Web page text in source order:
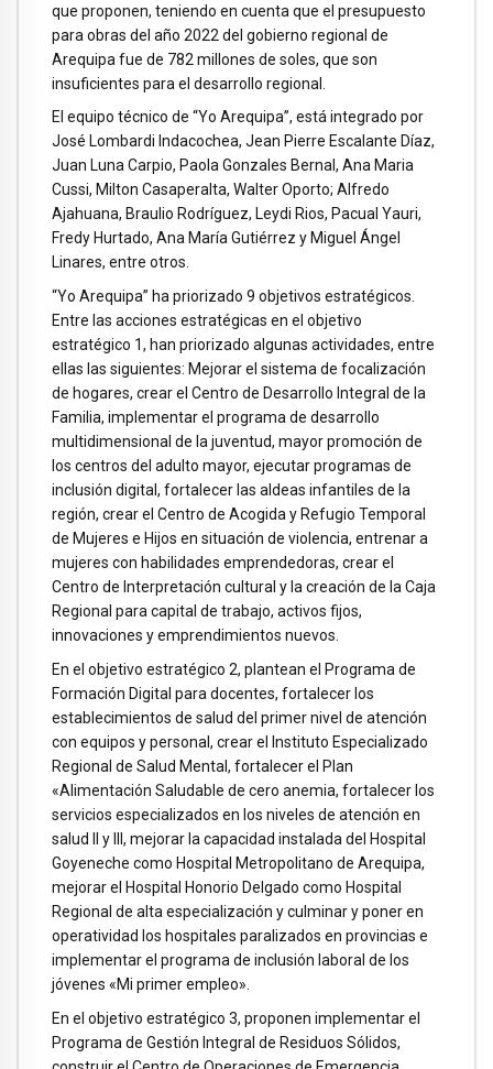
que proponen, teniendo en cuenta que el presupuesto
para obras del año 2022 del gobierno regional de
Arequipa fue de 782 millones de soles, que son
insuficientes para el desarrollo regional.
El equipo técnico de “Yo Arequipa”, está integrado por
José Lombardi Indacochea, Jean Pierre Escalante Díaz,
Juan Luna Carpio, Paola Gonzales Bernal, Ana Maria
Cussi, Milton Casaperalta, Walter Oporto; Alfredo
Ajahuana, Braulio Rodríguez, Leydi Rios, Pacual Yauri,
Fredy Hurtado, Ana María Gutiérrez y Miguel Ángel
Linares, entre otros.
“Yo Arequipa” ha priorizado 9 objetivos estratégicos.
Entre las acciones estratégicas en el objetivo
estratégico 1, han priorizado algunas actividades, entre
ellas las siguientes: Mejorar el sistema de focalización
de hogares, crear el Centro de Desarrollo Integral de la
Familia, implementar el programa de desarrollo
multidimensional de la juventud, mayor promoción de
los centros del adulto mayor, ejecutar programas de
inclusión digital, fortalecer las aldeas infantiles de la
región, crear el Centro de Acogida y Refugio Temporal
de Mujeres e Hijos en situación de violencia, entrenar a
mujeres con habilidades emprendedoras, crear el
Centro de Interpretación cultural y la creación de la Caja
Regional para capital de trabajo, activos fijos,
innovaciones y emprendimientos nuevos.
En el objetivo estratégico 2, plantean el Programa de
Formación Digital para docentes, fortalecer los
establecimientos de salud del primer nivel de atención
con equipos y personal, crear el Instituto Especializado
Regional de Salud Mental, fortalecer el Plan
«Alimentación Saludable de cero anemia, fortalecer los
servicios especializados en los niveles de atención en
salud II y III, mejorar la capacidad instalada del Hospital
Goyeneche como Hospital Metropolitano de Arequipa,
mejorar el Hospital Honorio Delgado como Hospital
Regional de alta especialización y culminar y poner en
operatividad los hospitales paralizados en provincias e
implementar el programa de inclusión laboral de los
jóvenes «Mi primer empleo».
En el objetivo estratégico 3, proponen implementar el
Programa de Gestión Integral de Residuos Sólidos,